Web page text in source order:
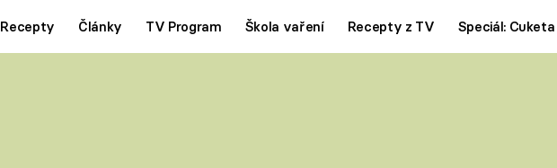
Recepty Články TV Program Škola vaření Recepty z TV Speciál: Cuketa